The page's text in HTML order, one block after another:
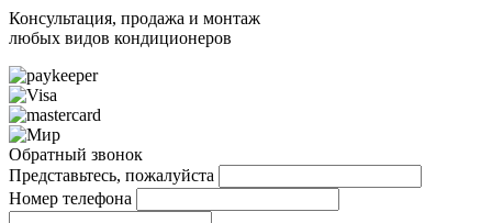
Консультация, продажа и монтаж
любых видов кондиционеров
Обратный звонок
Представьтесь, пожалуйста
Номер телефона